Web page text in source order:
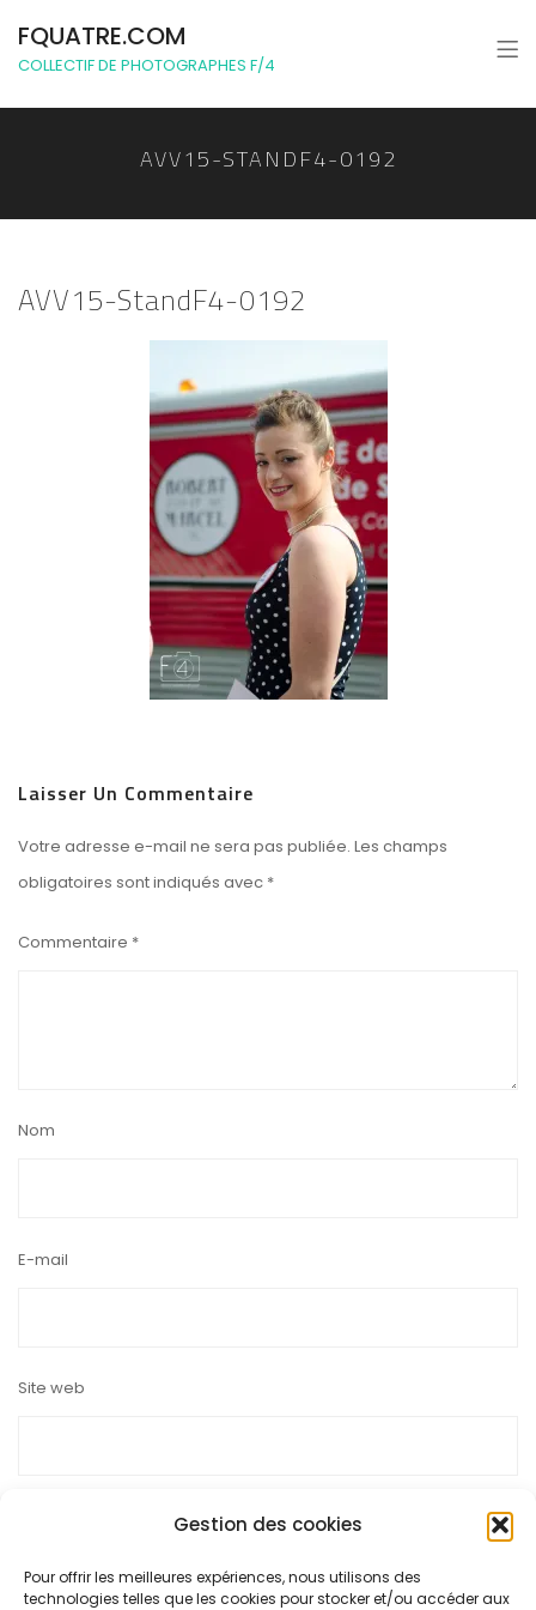
Gestion des cookies
Pour offrir les meilleures expériences, nous utilisons des
technologies telles que les cookies pour stocker et/ou accéder aux
FQUATRE.COM
COLLECTIF DE PHOTOGRAPHES F/4
AVV15-STANDF4-0192
AVV15-StandF4-0192
Laisser Un Commentaire
Votre adresse e-mail ne sera pas publiée. Les champs
obligatoires sont indiqués avec *
Commentaire *
Nom
E-mail
Site web
Ce site utilise Akismet pour réduire les indésirables.